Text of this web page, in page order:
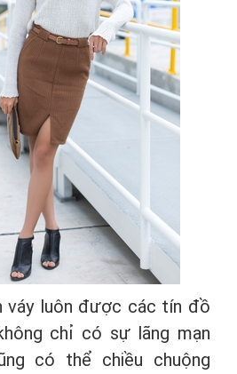
váy luôn được các tín đồ
chỉ có sự lãng mạn
có thể chiều chuộng